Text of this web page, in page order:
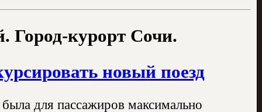
Город-курорт Сочи.
новый поезд
для пассажиров максимально